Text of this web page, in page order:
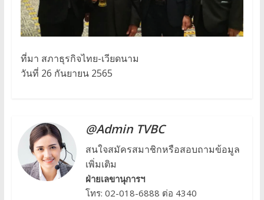
ที่มา สภาธุรกิจไทย-เวียดนาม
วันที่ 26 กันยายน 2565
@Admin TVBC
สนใจสมัครสมาชิกหรือสอบถามข้อมูล
เพิ่มเติม
ฝ่ายเลขานุการฯ
โทร: 02-018-6888 ต่อ 4340